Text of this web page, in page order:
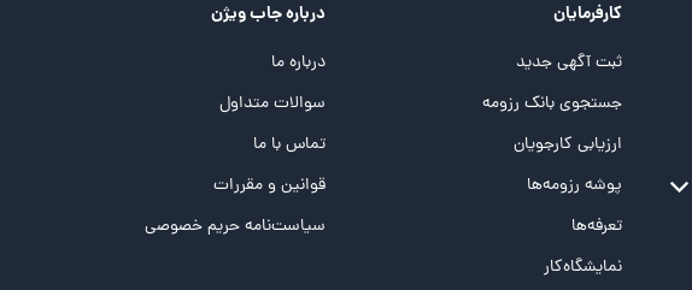
کارفرمایان
ثبت آگهی جدید
جستجوی بانک رزومه
ارزیابی کارجویان
پوشه‌‌ رزومه‌ها
تعرفه‌ها
نمایشگاه‌کار
درباره جاب ویژن
درباره ما
سوالات متداول
تماس با ما
قوانین و مقررات
سیاست‌نامه حریم خصوصی